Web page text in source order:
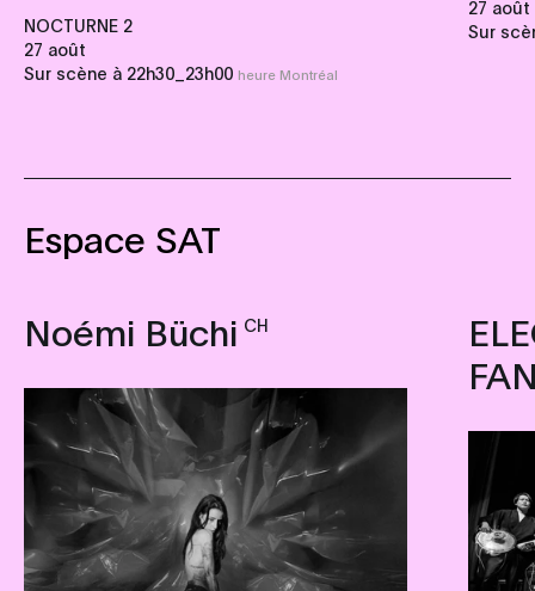
NOCTURNE 2
27 août
Sur scène à 22h30 23h00 heure Montréal
27 août
Sur
Espace SAT
Noémi Büchi CH